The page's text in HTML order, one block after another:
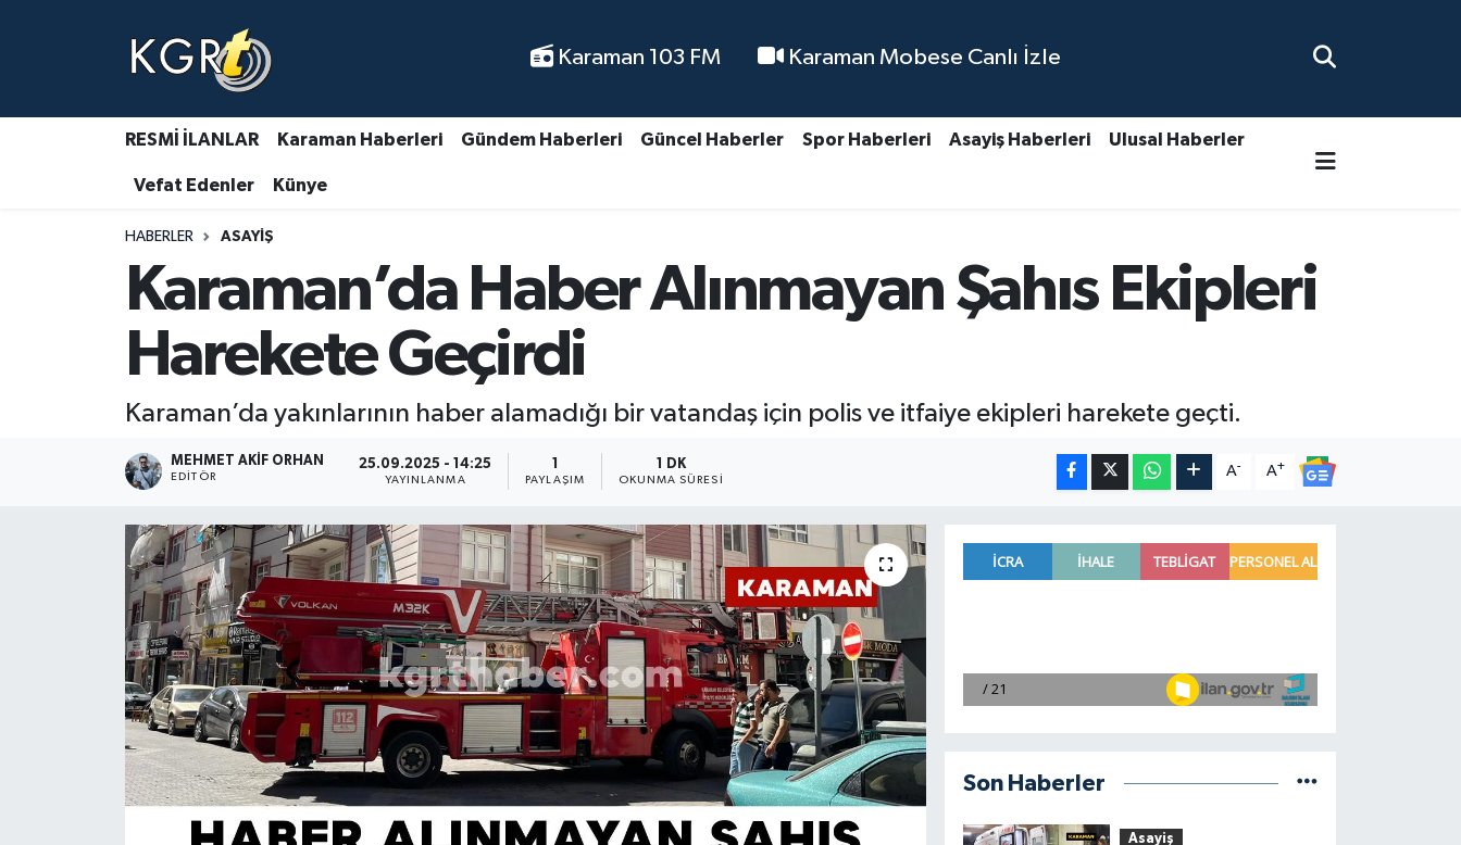
Karaman 103 FM Karaman Mobese Canlı İzle
RESMİ İLANLAR Karaman Haberleri Gündem Haberleri Güncel Haberler Spor Haberleri Asayiş Haberleri Ulusal Haberler
Vefat Edenler Künye
HABERLER ASAYIŞ
Karaman’da Haber Alınmayan Şahıs Ekipleri
Harekete Geçirdi
Karaman’da yakınlarının haber alamadığı bir vatandaş için polis ve itfaiye ekipleri harekete geçti.
MEHMET AKIF ORHAN
EDITÖR
25.09.2025 - 14:25
YAYINLANMA
1
PAYLAŞIM
1 DK
OKUNMA SÜRESI
A- A+
Son Haberler
Asayiş
Karaman Haberleri
Gündem Haberleri
Güncel Haberler
Asayiş Haberleri
Ulusal Haberler
Vefat Edenler